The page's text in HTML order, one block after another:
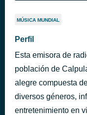
MÚSICA MUNDIAL
Perfil
Esta emisora de
población de
alegre compuesta
diversos géneros,
entretenimiento en